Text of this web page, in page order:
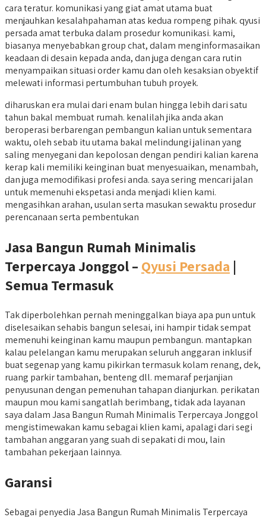
cara teratur. komunikasi yang giat amat utama buat
menjauhkan kesalahpahaman atas kedua rompeng pihak. qyusi
persada amat terbuka dalam prosedur komunikasi. kami,
biasanya menyebabkan group chat, dalam menginformasaikan
keadaan di desain kepada anda, dan juga dengan cara rutin
menyampaikan situasi order kamu dan oleh kesaksian obyektif
melewati informasi pertumbuhan tubuh proyek.
diharuskan era mulai dari enam bulan hingga lebih dari satu
tahun bakal membuat rumah. kenalilah jika anda akan
beroperasi berbarengan pembangun kalian untuk sementara
waktu, oleh sebab itu utama bakal melindungi jalinan yang
saling menyegani dan kepolosan dengan pendiri kalian karena
kerap kali memiliki keinginan buat menyesuaikan, menambah,
dan juga memodifikasi profesi anda. saya sering mencari jalan
untuk memenuhi ekspetasi anda menjadi klien kami.
mengasihkan arahan, usulan serta masukan sewaktu prosedur
perencanaan serta pembentukan
Jasa Bangun Rumah Minimalis
Terpercaya Jonggol – Qyusi Persada |
Semua Termasuk
Tak diperbolehkan pernah meninggalkan biaya apa pun untuk
diselesaikan sehabis bangun selesai, ini hampir tidak sempat
memenuhi keinginan kamu maupun pembangun. mantapkan
kalau pelelangan kamu merupakan seluruh anggaran inklusif
buat segenap yang kamu pikirkan termasuk kolam renang, dek,
ruang parkir tambahan, benteng dll. memaraf perjanjian
penyusunan dengan pemenuhan tahapan dianjurkan. perikatan
maupun mou kami sangatlah berimbang, tidak ada layanan
saya dalam Jasa Bangun Rumah Minimalis Terpercaya Jonggol
mengistimewakan kamu sebagai klien kami, apalagi dari segi
tambahan anggaran yang suah di sepakati di mou, lain
tambahan pekerjaan lainnya.
Garansi
Sebagai penyedia Jasa Bangun Rumah Minimalis Terpercaya